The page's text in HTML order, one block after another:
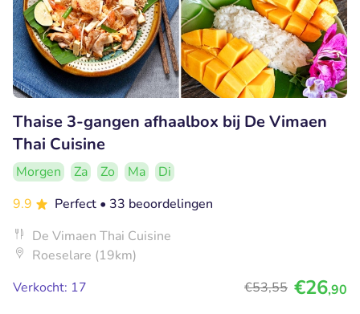
Thaise 3-gangen afhaalbox bij De Vimaen
Thai Cuisine
Morgen Za Zo Ma
Di
9.9
Perfect • 33 beoordelingen
De Vimaen Thai Cuisine
Roeselare (19km)
Verkocht: 17
€53,55 €26,90